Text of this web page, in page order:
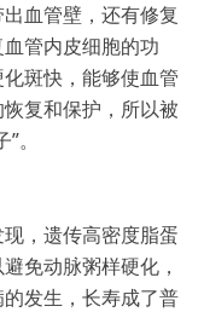
血管壁，还有修复
管内皮细胞的功
斑快，能够使血管
复和保护，所以被
。
，遗传高密度脂蛋
免动脉粥样硬化，
发生，长寿成了普